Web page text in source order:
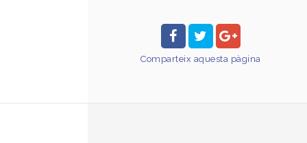
Comparteix aquesta pàgina